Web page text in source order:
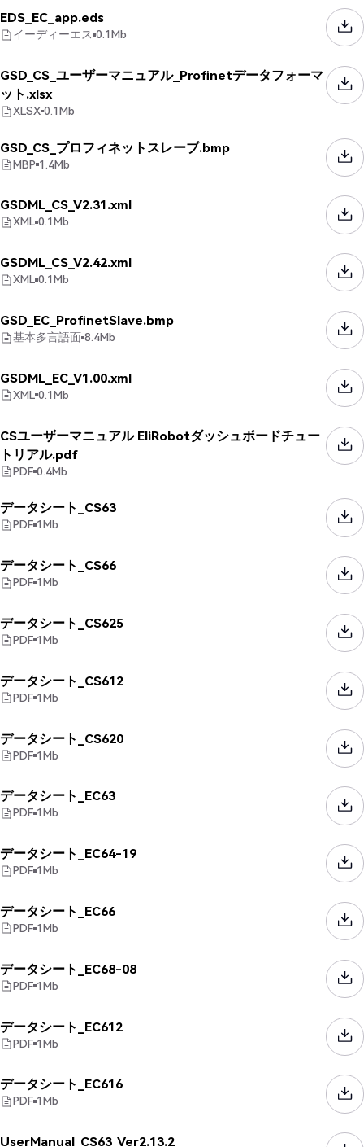
EDS_EC_app.eds
イーディーエス 0.1Mb
GSD_CS_ユーザーマニュアル_Profinetデータフォーマ
ット.xlsx
XLSX 0.1Mb
GSD_CS_プロフィネットスレーブ.bmp
MBP 1.4Mb
GSDML_CS_V2.31.xml
XML 0.1Mb
GSDML_CS_V2.42.xml
XML 0.1Mb
GSD_EC_ProfinetSlave.bmp
基本多言語面 8.4Mb
GSDML_EC_V1.00.xml
XML 0.1Mb
CSユーザーマニュアル EliRobotダッシュボードチュー
トリアル.pdf
PDF 0.4Mb
データシート_CS63
PDF 1Mb
データシート_CS66
PDF 1Mb
データシート_CS625
PDF 1Mb
データシート_CS612
PDF 1Mb
データシート_CS620
PDF 1Mb
データシート_EC63
PDF 1Mb
データシート_EC64-19
PDF 1Mb
データシート_EC66
PDF 1Mb
データシート_EC68-08
PDF 1Mb
データシート_EC612
PDF 1Mb
データシート_EC616
PDF 1Mb
UserManual_CS63_Ver2.13.2